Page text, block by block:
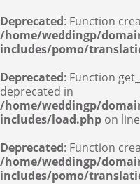
Deprecated: Function
/home/weddingp/
includes/pomo/
Deprecated: Function
deprecated in
/home/weddingp/
includes/load.php on line
Deprecated: Function
/home/weddingp/
includes/pomo/